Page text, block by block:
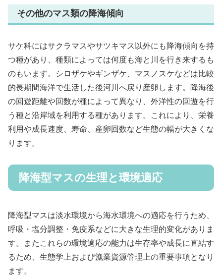
その他のマス類の降海傾向
サケ科にはサクラマスやサツキマス以外にも降海傾向を持
つ種があり、種類によっては何度も海と川を行き来するも
のもいます。シロザケやギンザケ、マスノスケなどは比較
的長期間海洋で生活した後河川へ戻り産卵します。降海後
の回遊距離や回数が種によって異なり、外洋性の回遊を行
う種と沿岸域を利用する種があります。これにより、栄養
利用や成長速度、寿命、産卵回数など生態の幅が大きくな
ります。
降海型マスの生理と環境適応
降海型マスは淡水環境から海水環境への適応を行うため、
呼吸・塩分調整・免疫系などに大きな生理的変化がありま
す。またこれらの環境適応の能力は生存率や成長に直結す
るため、生態学上および漁業資源管理上の重要事項となり
ます。